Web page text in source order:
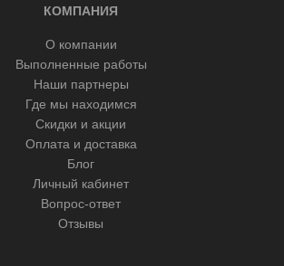
КОМПАНИЯ
О компании
Выполненные работы
Наши партнеры
Где мы находимся
Скидки и акции
Оплата и доставка
Блог
Личный кабинет
Вопрос-ответ
Отзывы